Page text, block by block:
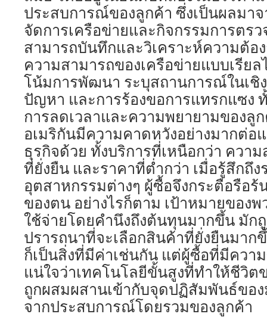
ประสบการณ์ของลูกค้า ซึ่งเป็นผลมาจ
จัดการเครือข่ายและกิจกรรมการตร
สามารถบันทึกและวิเคราะห์ความต้อ
ความสามารถของเครือข่ายแบบเรีย
โน้มการพัฒนา ระบุสถานการณ์ในเชิ
ปัญหา และการร้องขอการแทรกแซง
การลดเวลาและความพยายามของลู
อเมริกันมีความคาดหวังอย่างมากต่อ
ธุรกิจด้วย ทั้งบริการที่เหนือกว่า ควา
ที่ยั่งยืน และราคาที่ต่ำกว่า เมื่อรู้สึกถึ
อุตสาหกรรมต่างๆ ผู้ซื้อจึงกระตือรือ
ของตน อย่างไรก็ตาม เป้าหมายของ
ใช้จ่ายโดยคำนึงถึงต้นทุนมากขึ้น มัก
ปรารถนาที่จะเลือกสินค้าที่ยั่งยืนมาก
ก็เป็นสิ่งที่มีค่าเช่นกัน แต่ผู้ซื้อที่มีควา
แน่ใจว่าเทคโนโลยีขั้นสูงที่ทำให้ชีวิต
ถูกผสมผสานเข้ากับจุดปฏิสัมพันธ์ขอ
จากประสบการณ์โดยรวมของลูกค้า